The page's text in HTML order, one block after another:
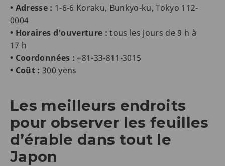
• Adresse : 1-6-6 Koraku, Bunkyo-ku, Tokyo 112-
0004
• Horaires d’ouverture : tous les jours de 9 h à
17 h
• Coordonnées : +81-33-811-3015
• Coût : 300 yens
Les meilleurs endroits
pour observer les feuilles
d’érable dans tout le
Japon